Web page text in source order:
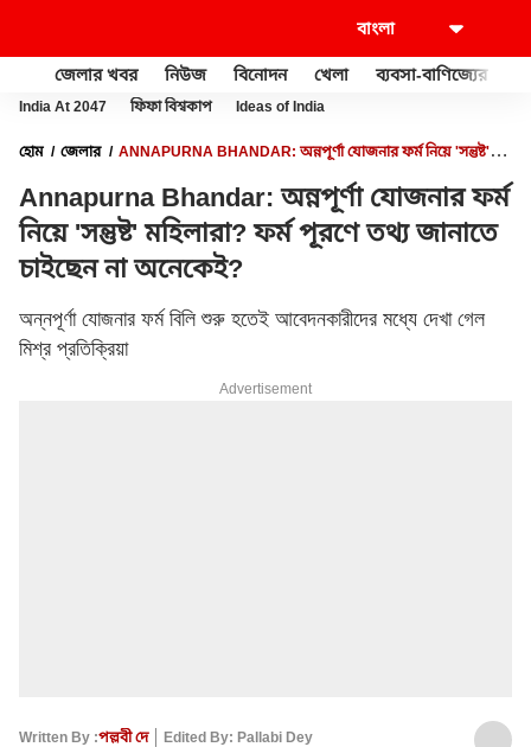
জেলার খবর নিউজ বিনোদন খেলা ব্যবসা-বাণিজ্যের
India At 2047 ফিফা বিশ্বকাপ Ideas of India
হোম জেলার
ANNAPURNA BHANDAR: অন্নপূর্ণা যোজনার ফর্ম নিয়ে 'সন্তুষ্ট'
Annapurna Bhandar: অন্নপূর্ণা যোজনার ফর্ম
নিয়ে 'সন্তুষ্ট' মহিলারা? ফর্ম পূরণে তথ্য জানাতে
চাইছেন না অনেকেই?
অন্নপূর্ণা যোজনার ফর্ম বিলি শুরু হতেই আবেদনকারীদের মধ্যে দেখা গেল
মিশ্র প্রতিক্রিয়া
Advertisement
Written By :পল্লবী দে
Edited By: Pallabi Dey